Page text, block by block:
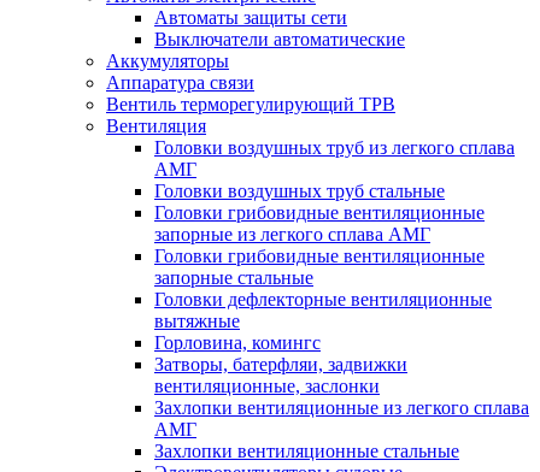
Автоматы защиты сети
Выключатели автоматические
Аккумуляторы
Аппаратура связи
Вентиль терморегулирующий ТРВ
Вентиляция
Головки воздушных труб из легкого сплава
АМГ
Головки воздушных труб стальные
Головки грибовидные вентиляционные
запорные из легкого сплава АМГ
Головки грибовидные вентиляционные
запорные стальные
Головки дефлекторные вентиляционные
вытяжные
Горловина, комингс
Затворы, батерфляи, задвижки
вентиляционные, заслонки
Захлопки вентиляционные из легкого сплава
АМГ
Захлопки вентиляционные стальные